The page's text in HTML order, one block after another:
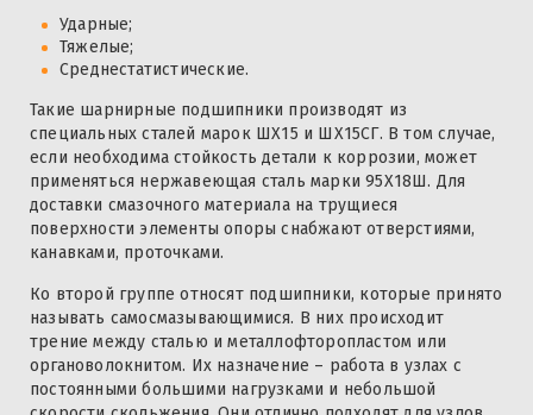
Ударные;
Тяжелые;
Среднестатистические.
Такие шарнирные подшипники производят из
специальных сталей марок ШХ15 и ШХ15СГ. В том случае,
если необходима стойкость детали к коррозии, может
применяться нержавеющая сталь марки 95Х18Ш. Для
доставки смазочного материала на трущиеся
поверхности элементы опоры снабжают отверстиями,
канавками, проточками.
Ко второй группе относят подшипники, которые принято
называть самосмазывающимися. В них происходит
трение между сталью и металлофторопластом или
органоволокнитом. Их назначение – работа в узлах с
постоянными большими нагрузками и небольшой